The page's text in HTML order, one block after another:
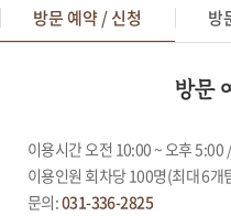
방문 예약 / 신청 방
방문
이용시간 오전 10:00 ~ 오후 5:00
이용인원 회차당 100명(최대 6개
문의:031-336-2825